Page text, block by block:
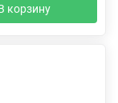
корзину